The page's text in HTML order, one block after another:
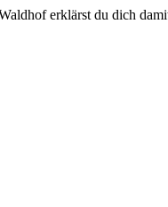
erklärst du dich